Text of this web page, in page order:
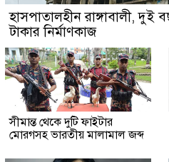
হাসপাতালহীন রাঙ্গাবালী,
টাকার নির্মাণকাজ
সীমান্ত থেকে দুটি ফাইটার
মোরগসহ ভারতীয় মালামাল জব্দ